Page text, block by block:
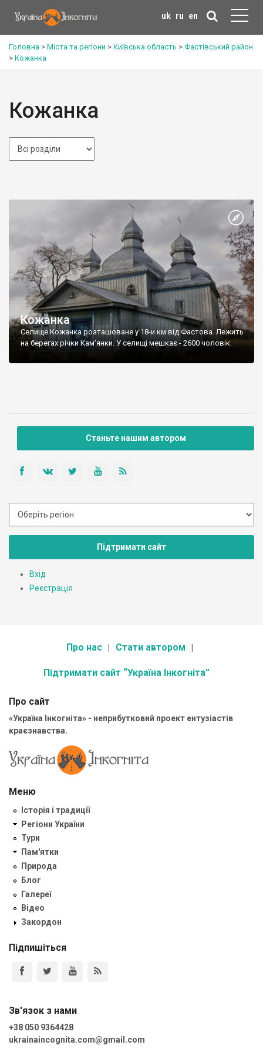
uk ru en
Головна > Міста та регіони > Київська область > Фастівський район
> Кожанка
Кожанка
Кожанка
Селище Кожанка розташоване у 18-и км від Фастова. Лежить
на берегах річки Кам'янки. У селищі мешкає - 2600 чоловік.
Станьте нашим автором
Підтримати сайт
Вхід
Реєстрація
Про нас Стати автором
Підтримати сайт “Україна Інкогніта”
Про сайт
«Україна Інкогніта» - неприбутковий проект ентузіастів
краєзнавства.
Меню
Історія і традиції
Регіони України
Тури
Пам'ятки
Природа
Блог
Галереї
Відео
Закордон
Підпишіться
Зв'язок з нами
+38 050 9364428
ukrainaincognita.com@gmail.com